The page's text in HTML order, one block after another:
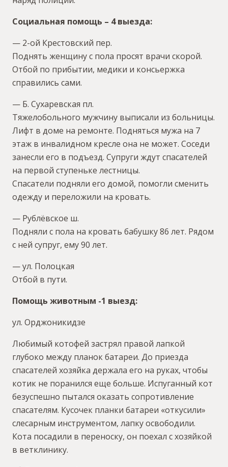
Социальная помощь – 4 выезда:
— 2-ой Крестовский пер.
Поднять женщину с пола просят врачи скорой.
Отбой по прибытии, медики и консьержка
справились сами.
— Б. Сухаревская пл.
Тяжелобольного мужчину выписали из больницы.
Лифт в доме на ремонте. Подняться мужа на 7
этаж в инвалидном кресле она не может. Соседи
занесли его в подъезд. Супруги ждут спасателей
на первой ступеньке лестницы.
Спасатели подняли его домой, помогли сменить
одежду и переложили на кровать.
— Рублёвское ш.
Подняли с пола на кровать бабушку 86 лет. Рядом
с ней супруг, ему 90 лет.
— ул. Полоцкая
Отбой в пути.
Помощь животным -1 выезд:
ул. Орджоникидзе
Любимый котофей застрял правой лапкой
глубоко между планок батареи. До приезда
спасателей хозяйка держала его на руках, чтобы
котик не поранился еще больше. Испуганный кот
безуспешно пытался оказать сопротивление
спасателям. Кусочек планки батареи «откусили»
слесарным инструментом, лапку освободили.
Кота посадили в переноску, он поехал с хозяйкой
в ветклинику.